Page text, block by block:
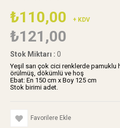
₺110,00 + KDV
₺121,00
Stok Miktarı : 0
Yeşil sarı çok cici renklerde
örülmüş, dökümlü ve hoş
Ebat: En 150 cm x Boy 125 cm
Stok birimi adet.
Favorilere Ekle